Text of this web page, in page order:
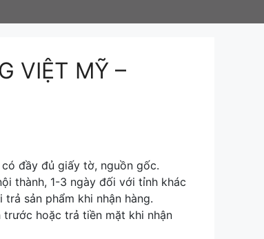
VIỆT MỸ –
đầy đủ giấy tờ, nguồn gốc.
thành, 1-3 ngày đối với tỉnh khác
sản phẩm khi nhận hàng.
hoặc trả tiền mặt khi nhận